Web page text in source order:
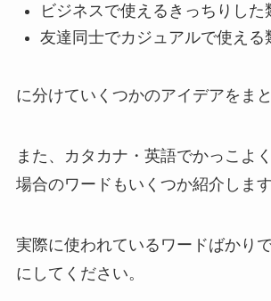
ビジネスで使えるきっちりした
友達同士でカジュアルで使える
に分けていくつかのアイデアをまと
また、カタカナ・英語でかっこよ
場合のワードもいくつか紹介します
実際に使われているワードばかり
にしてください。